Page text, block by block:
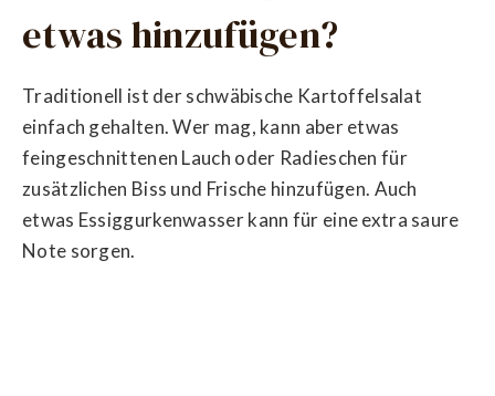
etwas hinzufügen?
Traditionell ist der schwäbische Kartoffelsalat
einfach gehalten. Wer mag, kann aber etwas
feingeschnittenen Lauch oder Radieschen für
zusätzlichen Biss und Frische hinzufügen. Auch
etwas Essiggurkenwasser kann für eine extra saure
Note sorgen.